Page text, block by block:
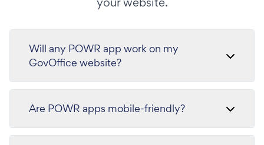
Will any POWR app work on my
GovOffice website?
Are POWR apps mobile-friendly?